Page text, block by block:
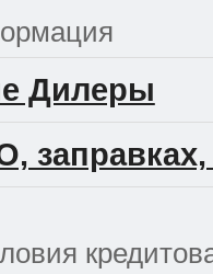
Дилеры
заправках,